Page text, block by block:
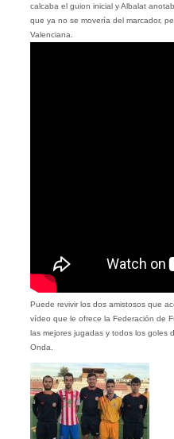
calcaba el guion inicial y Albalat
que ya no se movería del marcador,
Valenciana.
Puede revivir los dos amistosos que
vídeo que le ofrece la Federación de
las mejores jugadas y todos los goles
Onda.